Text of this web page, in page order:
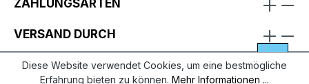
ZAHLUNGSARTEN
VERSAND DURCH
Diese Website verwendet Cookies, um eine bestmögliche
Erfahrung bieten zu können. Mehr Informationen ...